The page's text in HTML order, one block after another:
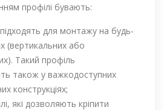
профілі бувають:
підходять для монтажу на будь-
(вертикальних або
Такий профіль
також у важкодоступних
конструкціях;
які дозволяють кріпити